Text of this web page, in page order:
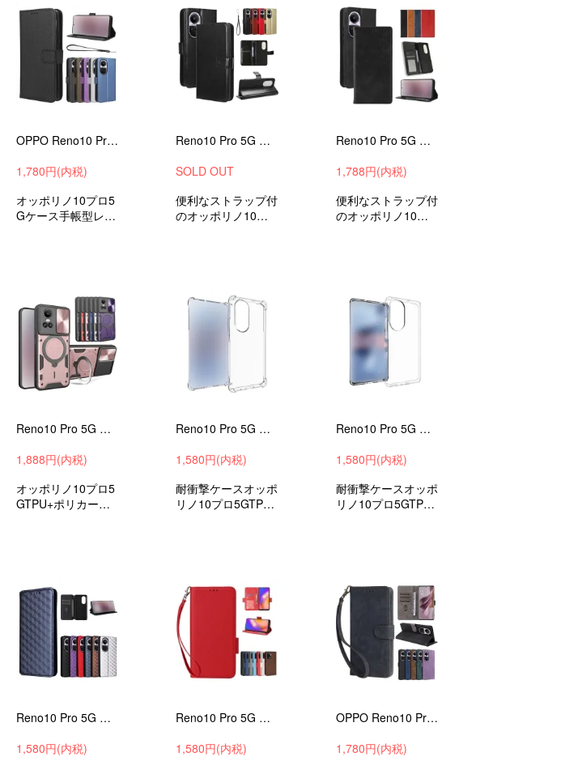
OPPO Reno10 Pro 5G ケース/カバー 手帳型 レザー スタンド機能 カード収納 ストラップ付き オッポ リノ10 プロ 5G PUレザーケース
1,780円(内税)
オッポリノ10プロ5
Gケース手帳型レザ
Reno10 Pro 5G ケース/カバー 手帳型 レザー スタンド機能 カード収納 ストラップ付き OPPO オッポ リノ10 プロ 5G PUレザーケース ストラップ穴
SOLD OUT
便利なストラップ付
のオッポリノ10プ
Reno10 Pro 5G ケース/カバー 手帳型 レザー スタンド機能 カード収納 OPPO オッポ リノ10 プロ 5G PUレザーケース ストラップ穴
1,788円(内税)
便利なストラップ付
のオッポリノ10プ
Reno10 Pro 5G ケース 耐衝撃 カバー 2重構造 一体型スマホリング付き スタンド付き OPPO オッポ リノ10 プロ 5G スライド式カメラーカバー付き
1,888円(内税)
オッポリノ10プロ5
GTPU+ポリカーボ
Reno10 Pro 5G ケース 耐衝撃 カバー 透明 TPU シンプル OPPO オッポ リノ10 プロ 5G ソフトケース ストラップ穴
1,580円(内税)
耐衝撃ケースオッポ
リノ10プロ5GTPU
Reno10 Pro 5G ケース 耐衝撃 カバー 透明 TPU シンプル OPPO オッポ リノ10 プロ 5G ソフトケース
1,580円(内税)
耐衝撃ケースオッポ
リノ10プロ5GTPU
Reno10 Pro 5G ケース/カバー 手帳型 レザー スタンド機能 幾何学模様 カード収納 OPPO オッポ リノ10 プロ 5G PUレザーケース ストラップ穴
1,580円(内税)
Reno10 Pro 5G 手帳型 カバー PUレザー 手帳型レザーケース スタンド機能 カード収納 紐 ストラップ付き OPPO オッポ リノ10 プロ 5G
1,580円(内税)
OPPO Reno10 Pro 5G 手帳型 カバー PUレザー 手帳型レザーケース スタンド機能 カード収納 紐 ストラップ付き オッポ リノ10 プロ 5G
1,780円(内税)